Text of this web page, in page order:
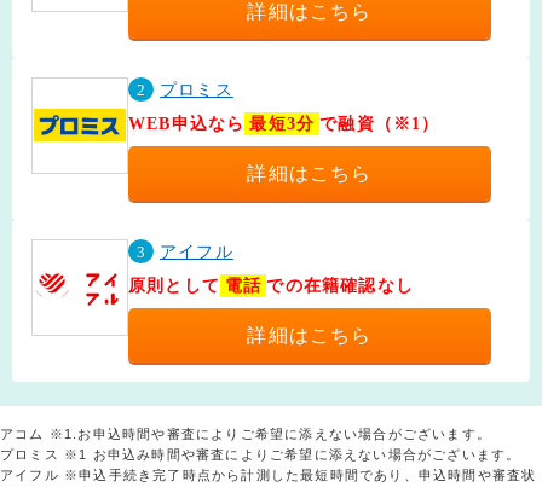
詳細はこちら
2
プロミス
WEB申込なら 最短3分 で融資（※1）
詳細はこちら
3
アイフル
原則として 電話 での在籍確認なし
詳細はこちら
アコム ※1.お申込時間や審査によりご希望に添えない場合がございます。
プロミス ※1 お申込み時間や審査によりご希望に添えない場合がございます。
アイフル ※申込手続き完了時点から計測した最短時間であり、申込時間や審査状